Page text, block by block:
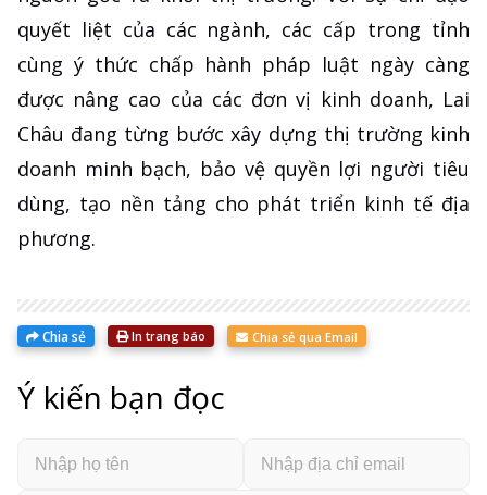
quyết liệt của các ngành, các cấp trong tỉnh
cùng ý thức chấp hành pháp luật ngày càng
được nâng cao của các đơn vị kinh doanh, Lai
Châu đang từng bước xây dựng thị trường kinh
doanh minh bạch, bảo vệ quyền lợi người tiêu
dùng, tạo nền tảng cho phát triển kinh tế địa
phương.
Chia sẻ In trang báo Chia sẻ qua Email
Ý kiến bạn đọc